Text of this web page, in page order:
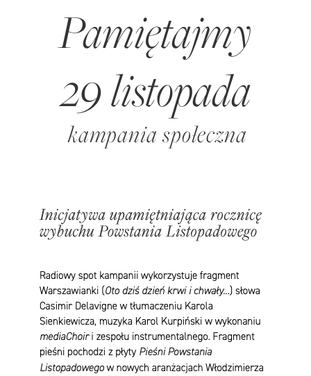
Pamiętajmy
29 listopada
kampania społeczna